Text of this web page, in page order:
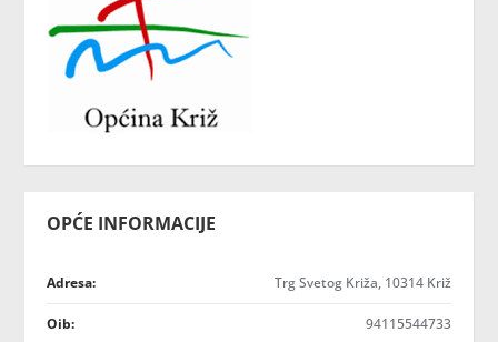
OPĆE INFORMACIJE
Adresa: Trg Svetog Križa, 10314 Križ
Oib: 94115544733